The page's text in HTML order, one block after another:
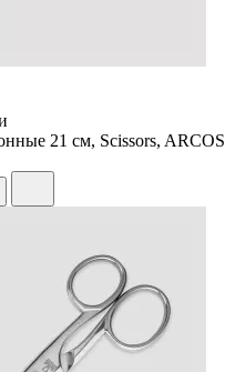
21 см, Scissors, ARCOS